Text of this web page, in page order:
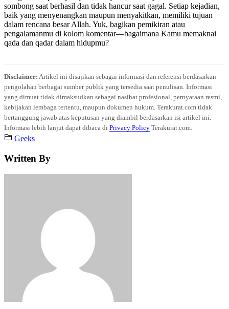
sombong saat berhasil dan tidak hancur saat gagal. Setiap kejadian,
baik yang menyenangkan maupun menyakitkan, memiliki tujuan
dalam rencana besar Allah. Yuk, bagikan pemikiran atau
pengalamanmu di kolom komentar—bagaimana Kamu memaknai
qada dan qadar dalam hidupmu?
Disclaimer: Artikel ini disajikan sebagai informasi dan referensi berdasarkan
pengolahan berbagai sumber publik yang tersedia saat penulisan. Informasi
yang dimuat tidak dimaksudkan sebagai nasihat profesional, pernyataan resmi,
kebijakan lembaga tertentu, maupun dokumen hukum. Terakurat.com tidak
bertanggung jawab atas keputusan yang diambil berdasarkan isi artikel ini.
Informasi lebih lanjut dapat dibaca di Privacy Policy Terakurat.com.
Geeks
Written By